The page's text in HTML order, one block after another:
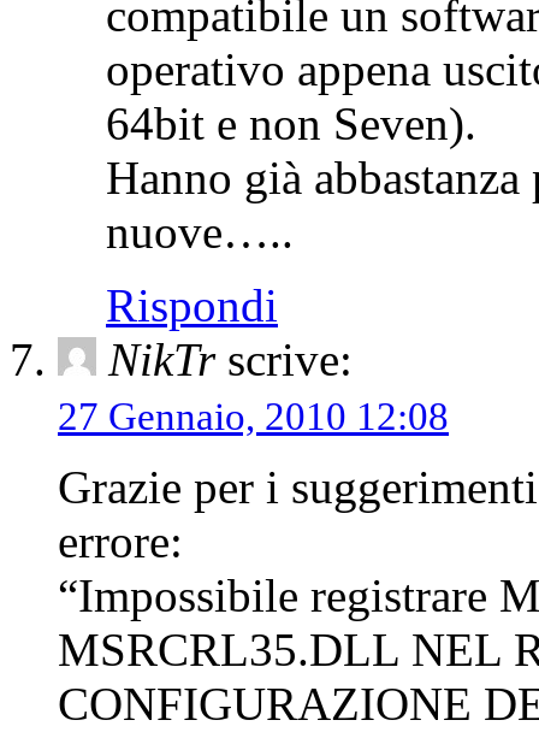
compatibile un
operativo appena
64bit e non Seven).
Hanno già
nuove…..
Rispondi
NikTrscrive:
27 Gennaio, 2010 12:08
Grazie per i
errore:
“Impossibile registrare
MSRCRL35.DLL NEL
CONFIGURAZIONE